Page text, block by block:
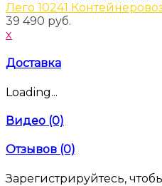
Лего 10241
39 490 руб.
x
Доставка
Loading...
Видео (0)
Отзывов (0)
Зарегистрируйтесь,